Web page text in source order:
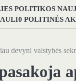
POLITIKOS
POLITINĖS
devyni valstybės